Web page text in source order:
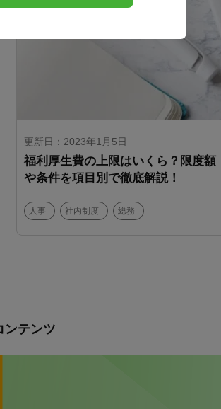
更新日：2023年1月5日
福利厚生費の上限はいくら？限度額
や条件を項目別で徹底解説！
人事 社内制度 総務
ンテンツ